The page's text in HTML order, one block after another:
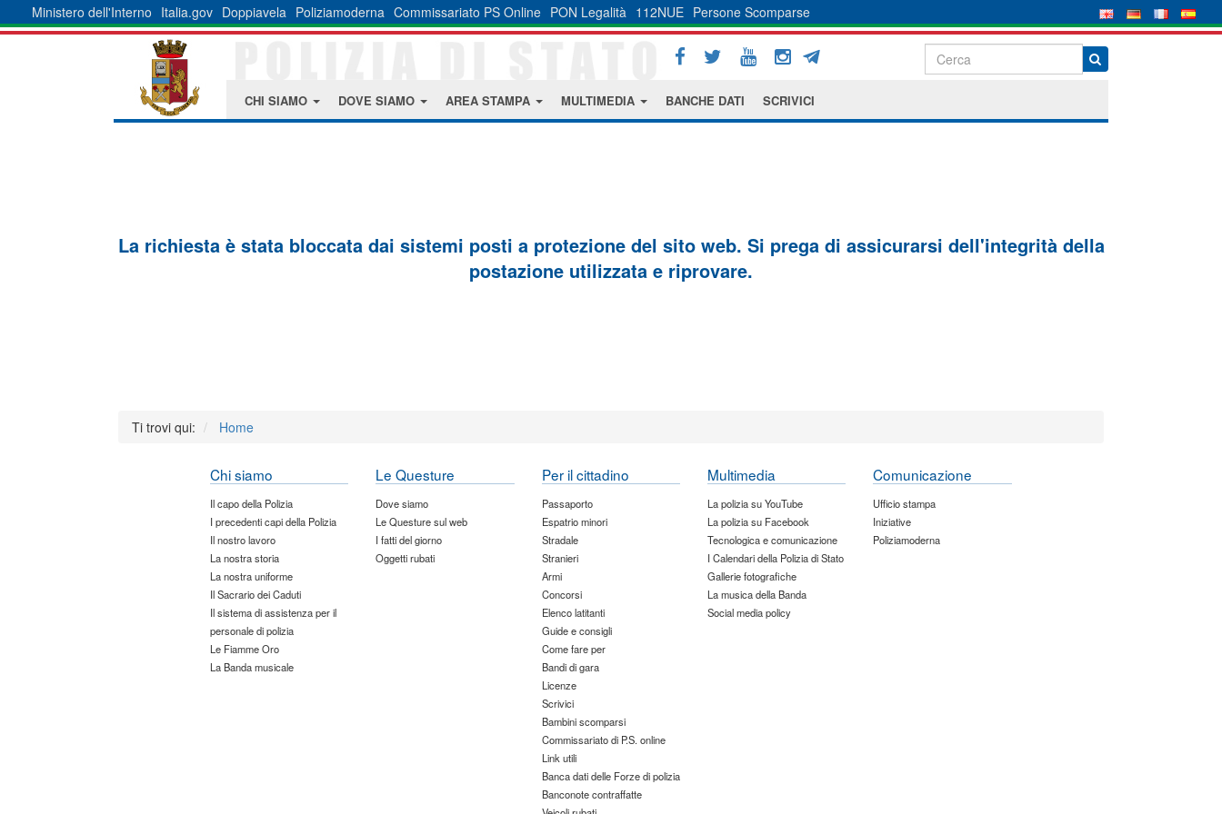
Ministero dell'Interno Italia.gov Doppiavela Poliziamoderna Commissariato PS Online PON Legalità 112NUE Persone Scomparse
CHI SIAMO DOVE SIAMO AREA STAMPA MULTIMEDIA BANCHE DATI SCRIVICI
La richiesta è stata bloccata dai sistemi posti a protezione del sito web. Si prega di assicurarsi dell'integrità della
postazione utilizzata e riprovare.
Ti trovi qui: Home
Chi siamo
Il capo della Polizia
I precedenti capi della Polizia
Il nostro lavoro
La nostra storia
La nostra uniforme
Il Sacrario dei Caduti
Il sistema di assistenza per il
personale di polizia
Le Fiamme Oro
La Banda musicale
Le Questure
Dove siamo
Le Questure sul web
I fatti del giorno
Oggetti rubati
Per il cittadino
Passaporto
Espatrio minori
Stradale
Stranieri
Armi
Concorsi
Elenco latitanti
Guide e consigli
Come fare per
Bandi di gara
Licenze
Scrivici
Bambini scomparsi
Commissariato di P.S. online
Link utili
Banca dati delle Forze di polizia
Banconote contraffatte
Multimedia
La polizia su YouTube
La polizia su Facebook
Tecnologica e comunicazione
I Calendari della Polizia di Stato
Gallerie fotografiche
La musica della Banda
Social media policy
Comunicazione
Ufficio stampa
Iniziative
Poliziamoderna